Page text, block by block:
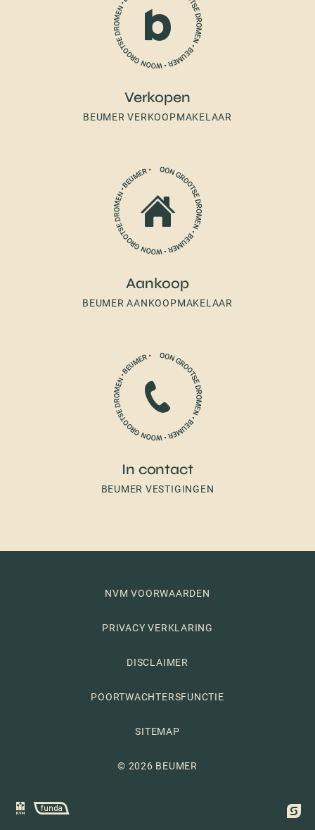
Verkopen
BEUMER VERKOOPMAKELAAR
Aankoop
BEUMER AANKOOPMAKELAAR
In contact
BEUMER VESTIGINGEN
NVM VOORWAARDEN
PRIVACY VERKLARING
DISCLAIMER
POORTWACHTERSFUNCTIE
SITEMAP
© 2026 BEUMER